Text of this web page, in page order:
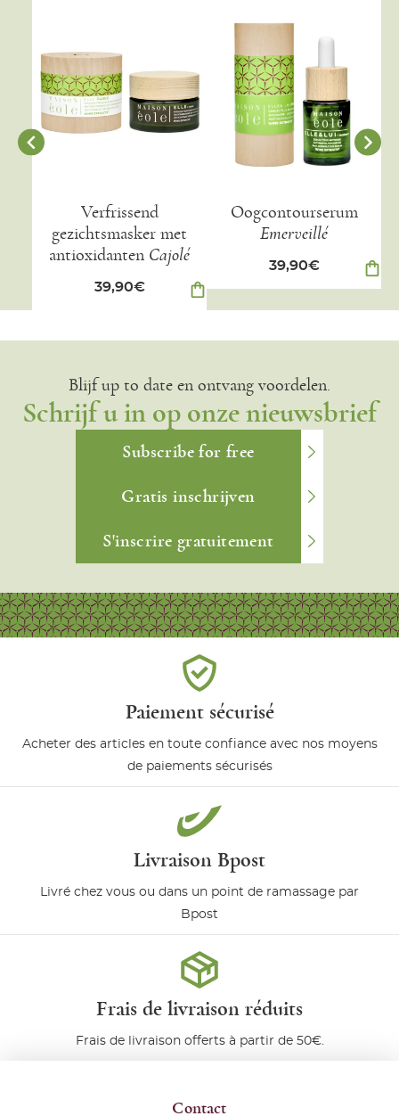
Verfrissend
gezichtsmasker met
antioxidanten Cajolé
39,90€ shopping_bag
Oogcontourserum
Emerveillé
39,90€ shopping_bag
Blijf up to date en ontvang voordelen.
Schrijf u in op onze nieuwsbrief
Subscribe for free
Gratis inschrijven
S'inscrire gratuitement
Paiement sécurisé
Acheter des articles en toute confiance avec nos moyens
de paiements sécurisés
Livraison Bpost
Livré chez vous ou dans un point de ramassage par
Bpost
Frais de livraison réduits
Frais de livraison offerts à partir de 50€.
Contact